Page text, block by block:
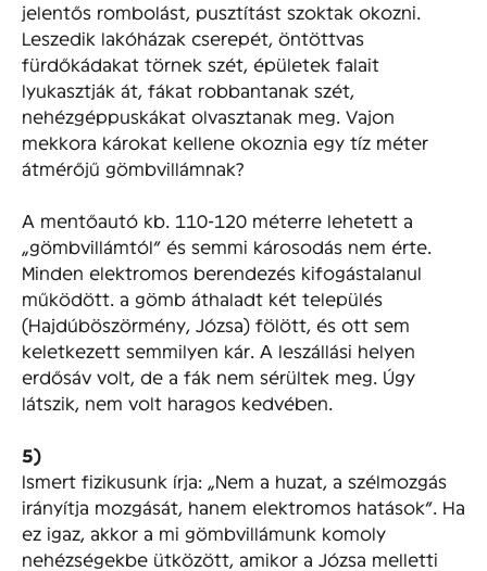
jelentős rombolást, pusztítást szoktak okozni.
Leszedik lakóházak cserepét, öntöttvas
fürdőkádakat törnek szét, épületek falait
lyukasztják át, fákat robbantanak szét,
nehézgéppuskákat olvasztanak meg. Vajon
mekkora károkat kellene okoznia egy tíz méter
átmérőjű gömbvillámnak?
A mentőautó kb. 110-120 méterre lehetett a
„gömbvillámtól” és semmi károsodás nem érte.
Minden elektromos berendezés kifogástalanul
működött. a gömb áthaladt két település
(Hajdúböszörmény, Józsa) fölött, és ott sem
keletkezett semmilyen kár. A leszállási helyen
erdősáv volt, de a fák nem sérültek meg. Úgy
látszik, nem volt haragos kedvében.
5)
Ismert fizikusunk írja: „Nem a huzat, a szélmozgás
irányítja mozgását, hanem elektromos hatások”. Ha
ez igaz, akkor a mi gömbvillámunk komoly
nehézségekbe ütközött, amikor a Józsa melletti